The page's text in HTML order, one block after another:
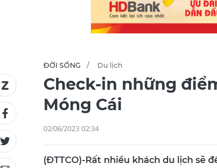
ĐỜI SỐNG Du lịch
Check-in những
Móng Cái
02/06/2023 02:34
(ĐTTCO)-Rất nhiều khách du lịch sẽ